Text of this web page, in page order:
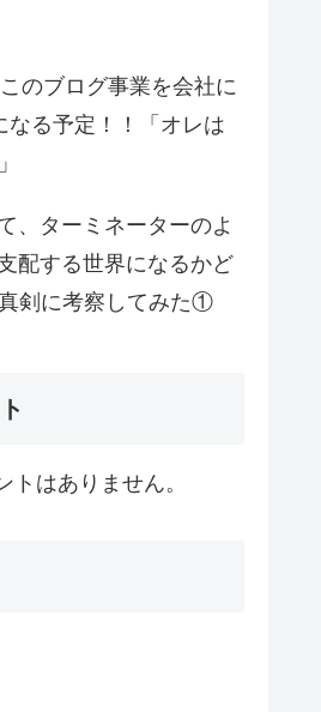
のブログ事業を会社に
なる予定！！「オレは
、ターミネーターのよ
配する世界になるかど
剣に考察してみた①
トはありません。